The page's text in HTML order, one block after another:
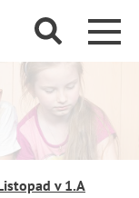
v 1.A